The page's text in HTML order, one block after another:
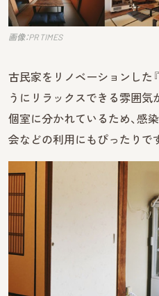
画像：PR TIMES
古民家をリノベーションした
うにリラックスできる雰囲気
個室に分かれているため、感
会などの利用にもぴったりで